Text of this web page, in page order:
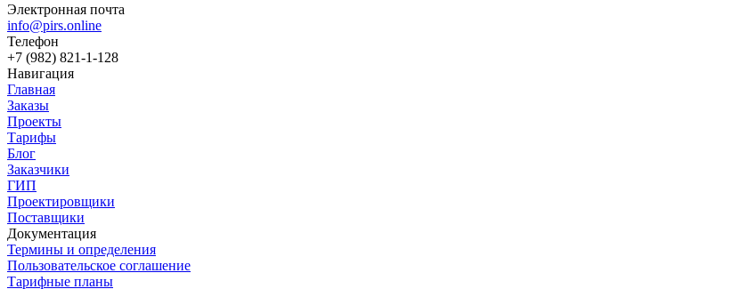
Электронная почта
info@pirs.online
Телефон
+7 (982) 821-1-128
Навигация
Главная
Заказы
Проекты
Тарифы
Блог
Заказчики
ГИП
Проектировщики
Поставщики
Документация
Термины и определения
Пользовательское соглашение
Тарифные планы